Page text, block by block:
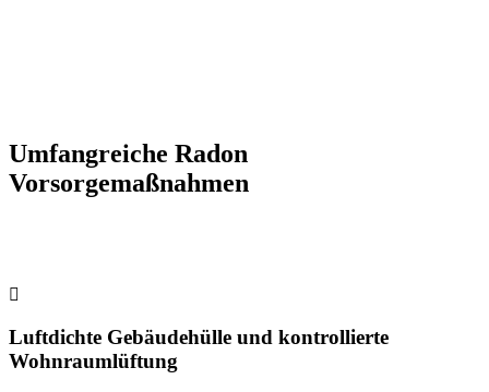
Umfangreiche Radon
Vorsorgemaßnahmen
Luftdichte Gebäudehülle und kontrollierte
Wohnraumlüftung